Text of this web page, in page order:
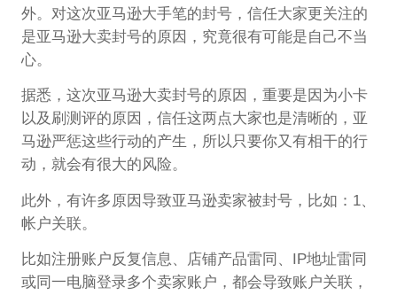
外。对这次亚马逊大手笔的封号，信任大家更关注的
是亚马逊大卖封号的原因，究竟很有可能是自己不当
心。
据悉，这次亚马逊大卖封号的原因，重要是因为小卡
以及刷测评的原因，信任这两点大家也是清晰的，亚
马逊严惩这些行动的产生，所以只要你又有相干的行
动，就会有很大的风险。
此外，有许多原因导致亚马逊卖家被封号，比如：1、
帐户关联。
比如注册账户反复信息、店铺产品雷同、IP地址雷同
或同一电脑登录多个卖家账户，都会导致账户关联，